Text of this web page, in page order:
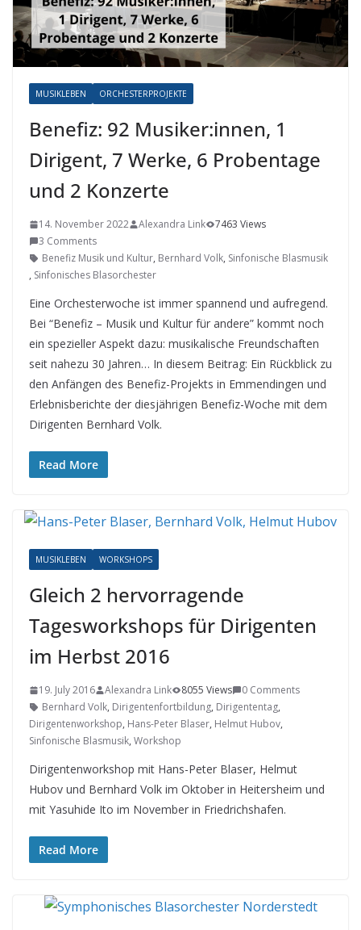
MUSIKLEBEN ORCHESTERPROJEKTE
Benefiz: 92 Musiker:innen, 1
Dirigent, 7 Werke, 6 Probentage
und 2 Konzerte
14. November 2022 Alexandra Link
7463 Views
3 Comments
Benefiz Musik und Kultur, Bernhard Volk, Sinfonische Blasmusik
, Sinfonisches Blasorchester
Eine Orchesterwoche ist immer spannend und aufregend.
Bei “Benefiz – Musik und Kultur für andere” kommt noch
ein spezieller Aspekt dazu: musikalische Freundschaften
seit nahezu 30 Jahren… In diesem Beitrag: Ein Rückblick zu
den Anfängen des Benefiz-Projekts in Emmendingen und
Erlebnisberichte der diesjährigen Benefiz-Woche mit dem
Dirigenten Bernhard Volk.
Read More
MUSIKLEBEN WORKSHOPS
Gleich 2 hervorragende
Tagesworkshops für Dirigenten
im Herbst 2016
19. July 2016 Alexandra Link 8055 Views
0 Comments
Bernhard Volk, Dirigentenfortbildung, Dirigententag,
Dirigentenworkshop, Hans-Peter Blaser, Helmut Hubov,
Sinfonische Blasmusik, Workshop
Dirigentenworkshop mit Hans-Peter Blaser, Helmut
Hubov und Bernhard Volk im Oktober in Heitersheim und
mit Yasuhide Ito im November in Friedrichshafen.
Read More